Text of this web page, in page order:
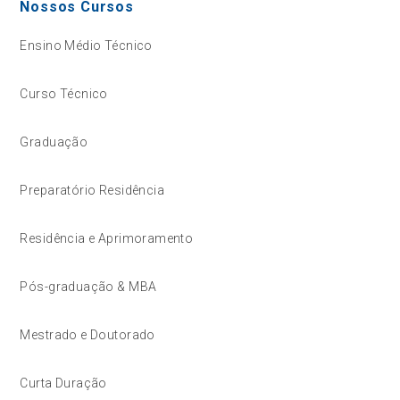
Nossos Cursos
Ensino Médio Técnico
Curso Técnico
Graduação
Preparatório Residência
Residência e Aprimoramento
Pós-graduação & MBA
Mestrado e Doutorado
Curta Duração